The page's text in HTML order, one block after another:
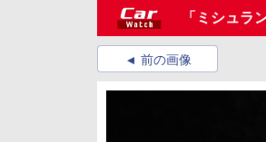
「ミシュラ
前の画像